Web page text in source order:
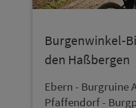
Burgenwinkel-
den Haßbergen
Ebern - Burgruine
Pfaffendorf -